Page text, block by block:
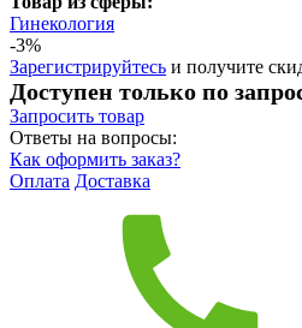
Гинекология
-3%
Зарегистрируйтесь и получите
Доступен только по
Запросить товар
Ответы на вопросы:
Как оформить заказ?
Оплата Доставка